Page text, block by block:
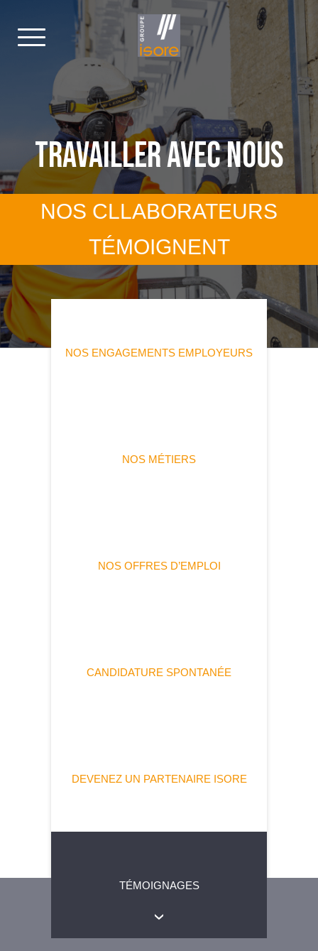
TRAVAILLER AVEC NOUS
NOS CLLABORATEURS
TÉMOIGNENT
NOS ENGAGEMENTS EMPLOYEURS
NOS MÉTIERS
NOS OFFRES D’EMPLOI
CANDIDATURE SPONTANÉE
DEVENEZ UN PARTENAIRE ISORE
TÉMOIGNAGES